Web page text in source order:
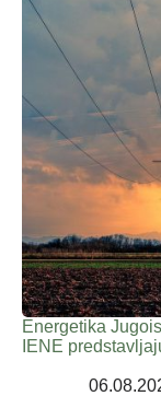
Energetika
IENE